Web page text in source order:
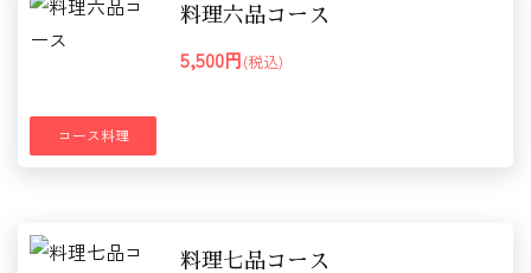
コース料理
料理六品コース
5,500円(税込)
料理七品コース